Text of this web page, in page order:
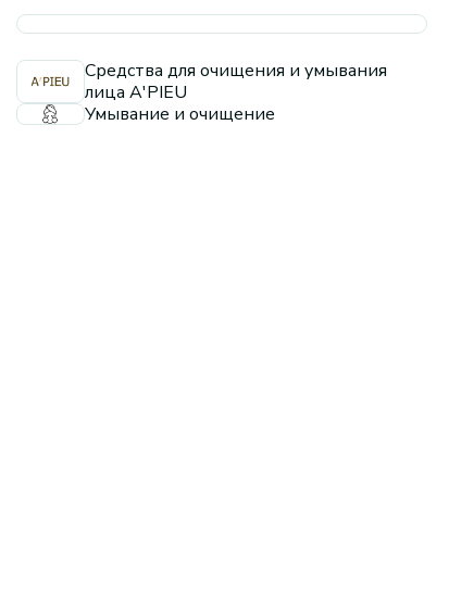
Средства для очищения и умывания
лица A'PIEU
Умывание и очищение